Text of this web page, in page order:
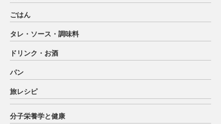
ごはん
タレ・ソース・調味料
ドリンク・お酒
パン
旅レシピ
分子栄養学と健康